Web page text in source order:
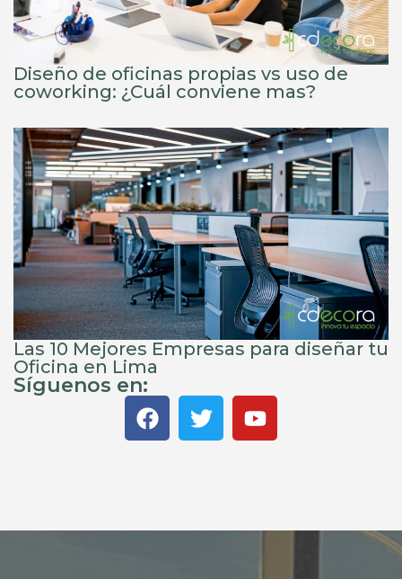
Diseño de oficinas propias vs uso de
coworking: ¿Cuál conviene mas?
Las 10 Mejores Empresas para diseñar tu
Oficina en Lima
Síguenos en: